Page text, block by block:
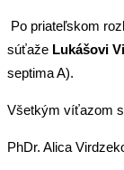
Po priateľskom
súťaže Lukášovi
septima A).
Všetkým víťazom
PhDr. Alica